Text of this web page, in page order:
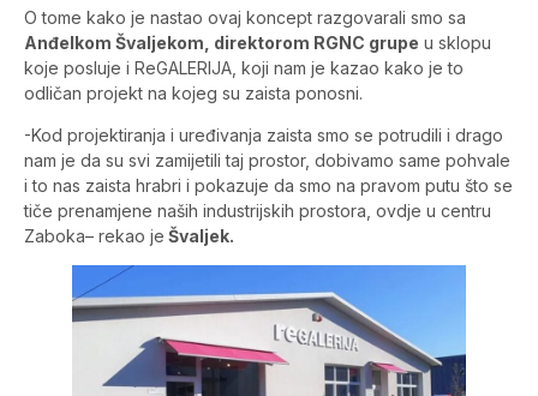
O tome kako je nastao ovaj koncept razgovarali smo sa
Anđelkom Švaljekom, direktorom RGNC grupe u sklopu
koje posluje i ReGALERIJA, koji nam je kazao kako je to
odličan projekt na kojeg su zaista ponosni.
-Kod projektiranja i uređivanja zaista smo se potrudili i drago
nam je da su svi zamijetili taj prostor, dobivamo same pohvale
i to nas zaista hrabri i pokazuje da smo na pravom putu što se
tiče prenamjene naših industrijskih prostora, ovdje u centru
Zaboka– rekao je Švaljek.